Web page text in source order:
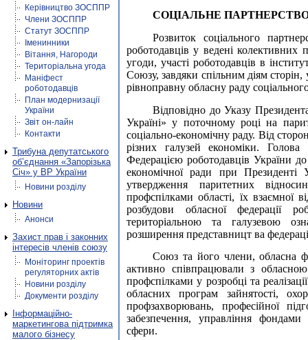
Керівництво ЗОСППР
Члени ЗОСППР
Статут ЗОСППР
Іменинники
Вітання, Нагороди
Територіальна угода
Маніфест
роботодавців
План модернизації
України
Звіт он-лайн
Контакти
Трибуна депутатського
об’єднання «Запорізька
Січ» у ВР України
Новини розділу
Новини
Анонси
Захист прав і законних
інтересів членів союзу
Моніторинг проектів
регуляторних актів
Новини розділу
Документи розділу
Інформаційно-
маркетингова підтримка
малого бізнесу
СОЦІАЛЬНЕ
Розвиток соціального
роботодавців у ведені колективних
угоди, участі роботодавців в
Союзу, завдяки спільним діям
рівноправну обласну раду
Відповідно до Указу
Україні» у поточному році на
соціально-економічну раду. Від
різних галузей економіки. Голова
Федерацією роботодавців України
економічної ради при Президенті
утвердження паритетних
профспілками області, їх взаємної
розбудови обласної федерації
територіальною та галузевою
розширення представницт ва
Союз та його члени, обласна
активно співпрацювали з
профспілками у розробці та
обласних програм зайнятості,
профзахворювань, професійної
забезпечення, управління фондами
сфери.